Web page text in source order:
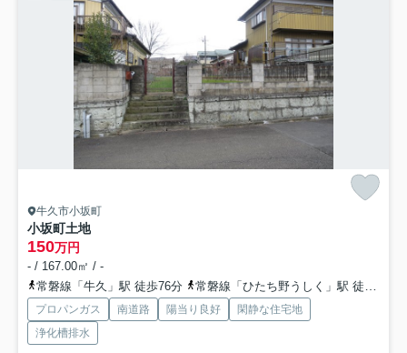
牛久市小坂町
小坂町土地
150万円
- / 167.00㎡ / -
常磐線「牛久」駅 徒歩76分
常磐線「ひたち野うしく」駅 徒歩92分
プロパンガス 南道路 陽当り良好
閑静な住宅地
浄化槽排水